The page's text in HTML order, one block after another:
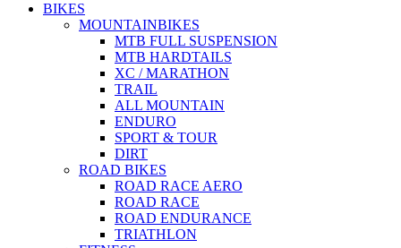
BIKES
MOUNTAINBIKES
MTB FULL SUSPENSION
MTB HARDTAILS
XC / MARATHON
TRAIL
ALL MOUNTAIN
ENDURO
SPORT & TOUR
DIRT
ROAD BIKES
ROAD RACE AERO
ROAD RACE
ROAD ENDURANCE
TRIATHLON